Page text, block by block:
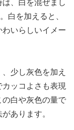
、白を混ぜまし
白を加えると、
いらしいイメー
少し灰色を加え
カッコよさも表現
白や灰色の量で
あります。